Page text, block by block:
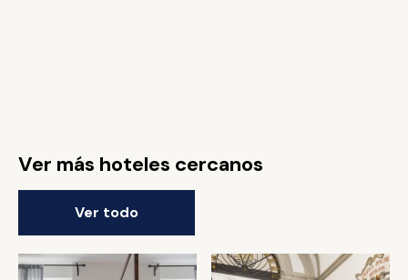
Ver más hoteles cercanos
Ver todo